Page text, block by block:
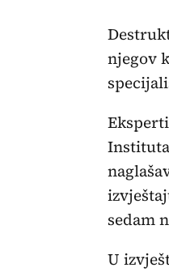
Destruktivna i neprikladna gradnja na poluostrvu Sveti Stefan ugrožava
njegov
sedam
U